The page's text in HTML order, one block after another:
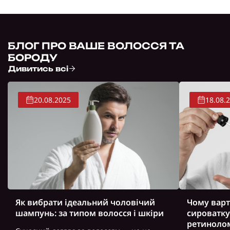
БЛОГ ПРО ВАШЕ ВОЛОССЯ ТА
БОРОДУ
Дивитись всі
20.08.2025
Як вибрати ідеальний чоловічий
шампунь: за типом волосся і шкіри
Чому